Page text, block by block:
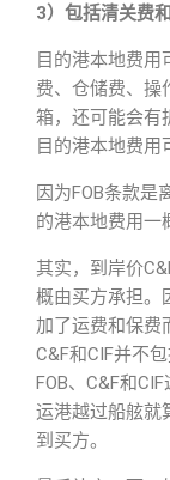
3）包括清关费
目的港本地费
费、仓储费、操
箱，还可能会有
目的港本地费用
因为FOB条款是
的港本地费用一
其实，到岸价
概由买方承担。
加了运费和保费
C&F和CIF并不
FOB、C&F和
运港越过船舷就
到买方。